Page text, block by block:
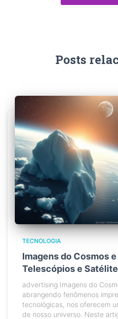
Posts
TECNOLOGIA
Imagens do Cosmos
Telescópios e
advertising Imagens do
abrangendo fenômenos
tecnológicas, nos oferecem
de nosso universo. Neste